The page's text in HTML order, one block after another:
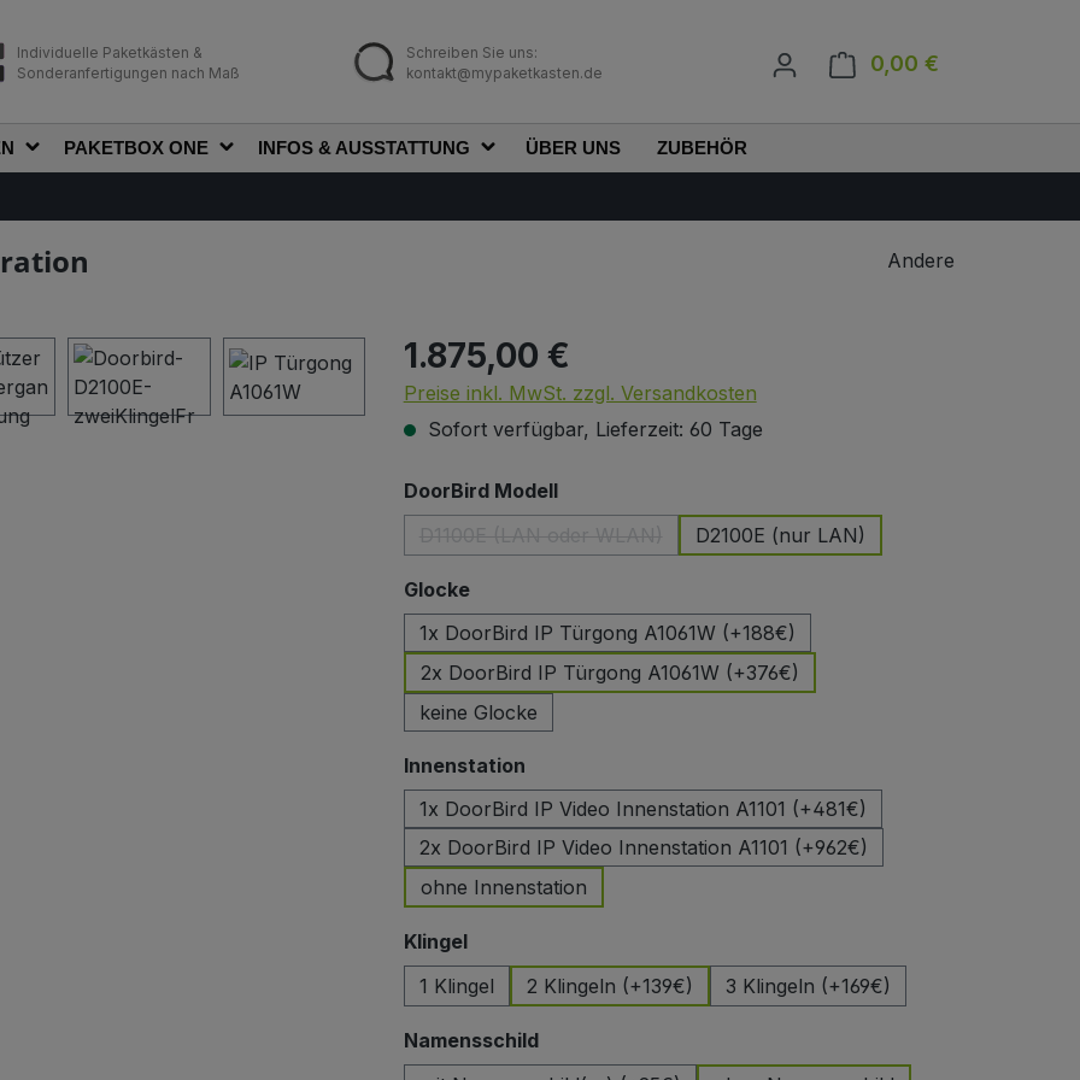
Individuelle Paketkästen &
Sonderanfertigungen nach Maß
Schreiben Sie uns:
kontakt@mypaketkasten.de
0,00 €
PAKETBOX ONE INFOS & AUSSTATTUNG ÜBER UNS ZUBEHÖR
Andere
Regulärer Preis:
1.875,00 €
Preise inkl. MwSt. zzgl. Versandkosten
Sofort verfügbar, Lieferzeit: 60 Tage
DoorBird Modellauswählen
(Diese Option ist zurzeit nicht verfügbar.)
D2100E (nur LAN)
Glockeauswählen
1x DoorBird IP Türgong A1061W (+188€)
2x DoorBird IP Türgong A1061W (+376€)
keine Glocke
Innenstationauswählen
1x DoorBird IP Video Innenstation A1101 (+481€)
2x DoorBird IP Video Innenstation A1101 (+962€)
ohne Innenstation
Klingelauswählen
1 Klingel
2 Klingeln (+139€) 3 Klingeln (+169€)
Namensschildauswählen